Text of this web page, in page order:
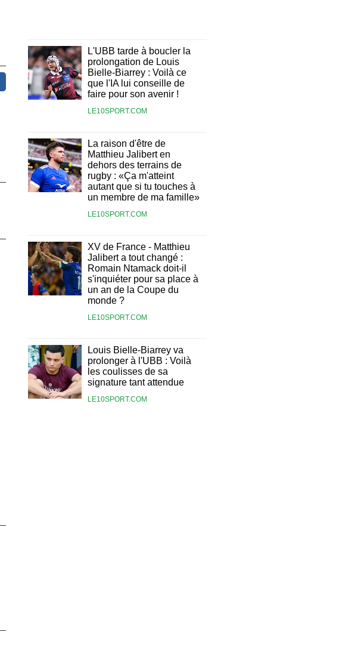
L'UBB tarde à boucler la
prolongation de Louis
Bielle-Biarrey : Voilà ce
que l'IA lui conseille de
faire pour son avenir !
LE10SPORT.COM
La raison d'être de
Matthieu Jalibert en
dehors des terrains de
rugby : «Ça m'atteint
autant que si tu touches à
un membre de ma famille»
LE10SPORT.COM
XV de France - Matthieu
Jalibert a tout changé :
Romain Ntamack doit-il
s'inquiéter pour sa place à
un an de la Coupe du
monde ?
LE10SPORT.COM
Louis Bielle-Biarrey va
prolonger à l'UBB : Voilà
les coulisses de sa
signature tant attendue
LE10SPORT.COM